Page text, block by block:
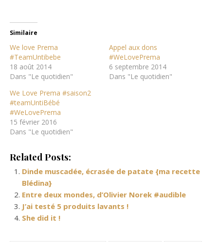
Similaire
We love Prema
#TeamUntibebe
18 août 2014
Dans "Le quotidien"
Appel aux dons
#WeLovePrema
6 septembre 2014
Dans "Le quotidien"
We Love Prema #saison2
#teamUntiBébé
‪#‎WeLovePrema‬
15 février 2016
Dans "Le quotidien"
Related Posts:
Dinde muscadée, écrasée de patate {ma recette
Blédina}
Entre deux mondes, d’Olivier Norek #audible
J’ai testé 5 produits lavants !
She did it !